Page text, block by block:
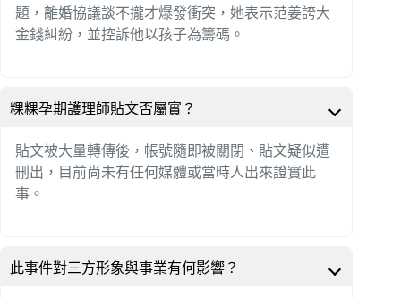
題，離婚協議談不攏才爆發衝突，她表示范姜誇大
金錢糾紛，並控訴他以孩子為籌碼。
粿粿孕期護理師貼文否屬實？
貼文被大量轉傳後，帳號隨即被關閉、貼文疑似遭
刪出，目前尚未有任何媒體或當時人出來證實此
事。
此事件對三方形象與事業有何影響？